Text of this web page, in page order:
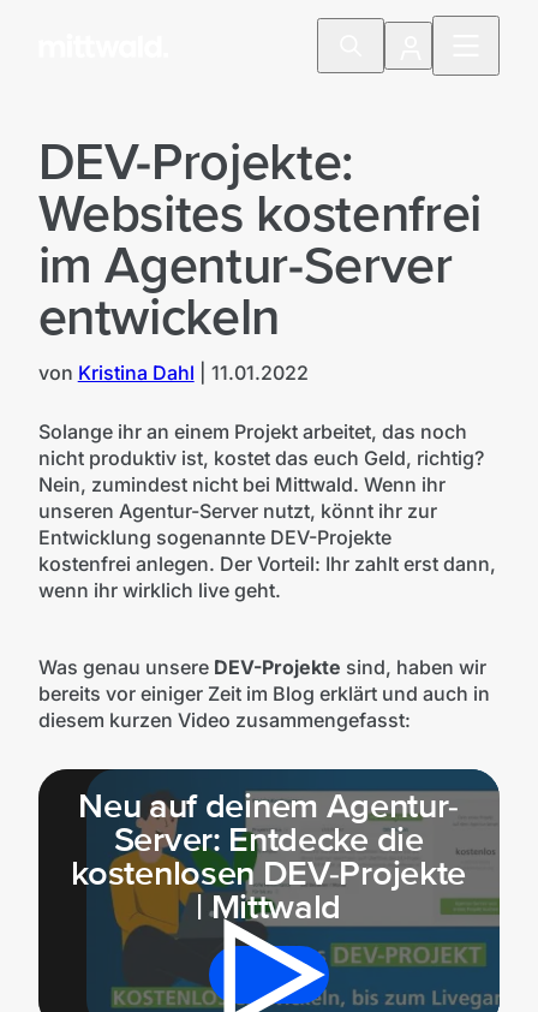
DEV-Projekte:
Websites kostenfrei
im Agentur-Server
entwickeln
von Kristina Dahl 11.01.2022
Solange ihr an einem Projekt arbeitet, das noch
nicht produktiv ist, kostet das euch Geld, richtig?
Nein, zumindest nicht bei Mittwald. Wenn ihr
unseren Agentur-Server nutzt, könnt ihr zur
Entwicklung sogenannte DEV-Projekte
kostenfrei anlegen. Der Vorteil: Ihr zahlt erst dann,
wenn ihr wirklich live geht.
Was genau unsere DEV-Projekte sind, haben wir
bereits vor einiger Zeit im Blog erklärt und auch in
diesem kurzen Video zusammengefasst:
Mit der Wiedergabe dieses Videos werden
Daten an Youtube übertragen.
Hinweise dazu erhältst du in der
Datenschutzerklärung.
Akzeptieren
Neu auf deinem Agentur-
Server: Entdecke die
kostenlosen DEV-Projekte
| Mittwald